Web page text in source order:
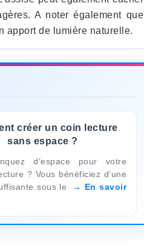
A noter également que
apport de lumière naturelle.
créer un coin lecture
sans espace ?
d’espace pour votre
? Vous bénéficiez d’une
sous le
En savoir